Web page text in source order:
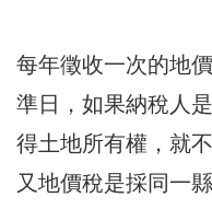
每年徵收一次的地
準日，如果納稅人
得土地所有權，就
又地價稅是採同一